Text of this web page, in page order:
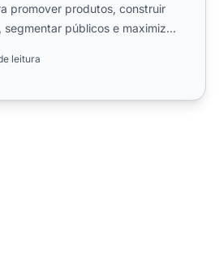
promover produtos, construir
segmentar públicos e maximizar
leitura